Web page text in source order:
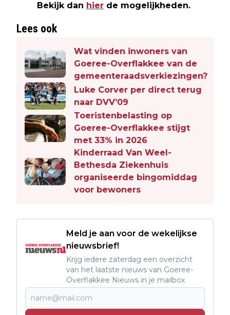
Bekijk dan hier de mogelijkheden.
Lees ook
Wat vinden inwoners van
Goeree-Overflakkee van de
gemeenteraadsverkiezingen?
Luke Corver per direct terug
naar DVV’09
Toeristenbelasting op
Goeree-Overflakkee stijgt
met 33% in 2026
Kinderraad Van Weel-
Bethesda Ziekenhuis
organiseerde bingomiddag
voor bewoners
Meld je aan voor de wekelijkse
nieuwsbrief!
Krijg iedere zaterdag een overzicht
van het laatste nieuws van Goeree-
Overflakkee Nieuws in je mailbox